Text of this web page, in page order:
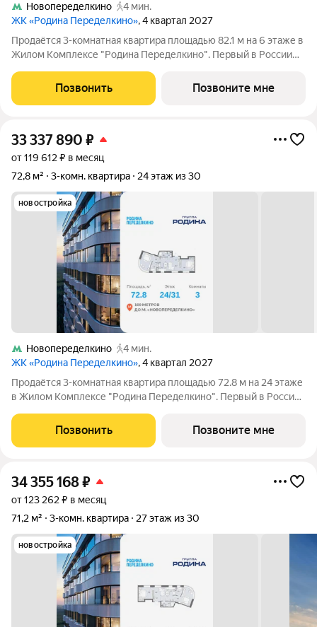
Новопеределкино
4 мин.
ЖК «Родина Переделкино», 4 квартал 2027
Продаётся 3-комнатная квартира площадью 82.1 м на 6 этаже в
Жилом Комплексе "Родина Переделкино". Первый в России
квартал бизнес-класса на Западе Москвы на границе с
Ульяновским лесопарком,
Позвонить Позвоните мне
33 337 890 ₽
от 119 612 ₽ в месяц
72,8 м²
3-комн. квартира 24 этаж из 30
новостройка
Новопеределкино
4 мин.
ЖК «Родина Переделкино», 4 квартал 2027
Продаётся 3-комнатная квартира площадью 72.8 м на 24 этаже
в Жилом Комплексе "Родина Переделкино". Первый в России
квартал бизнес-класса на Западе Москвы на границе с
Ульяновским лесопарком,
Позвонить Позвоните мне
34 355 168₽
от 123 262 ₽ в месяц
71,2 м²
3-комн. квартира 27 этаж из 30
новостройка